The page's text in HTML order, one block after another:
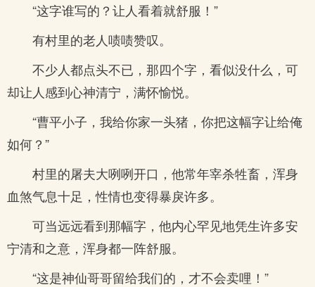
“这字谁写的？让人看着就舒服！”
有村里的老人啧啧赞叹。
不少人都点头不已，那四个字，看似没什么，可
却让人感到心神清宁，满怀愉悦。
“曹平小子，我给你家一头猪，你把这幅字让给俺
如何？”
村里的屠夫大咧咧开口，他常年宰杀牲畜，浑身
血煞气息十足，性情也变得暴戾许多。
可当远远看到那幅字，他内心罕见地凭生许多安
宁清和之意，浑身都一阵舒服。
“这是神仙哥哥留给我们的，才不会卖哩！”